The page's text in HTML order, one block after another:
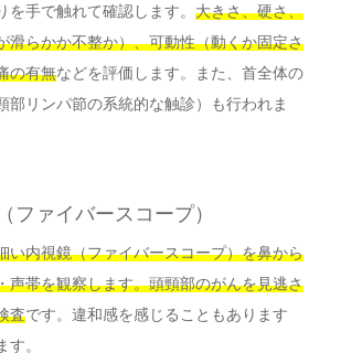
を手で触れて確認します。 大きさ、硬さ、
滑らかか不整か）、可動性（動くか固定さ
の有無などを評価します。また、首全体の
部リンパ節の系統的な触診）も行われま
ファイバースコープ）
い内視鏡（ファイバースコープ）を鼻から
声帯を観察します。頭頸部のがんを見逃さ
査です。違和感を感じることもあります
。